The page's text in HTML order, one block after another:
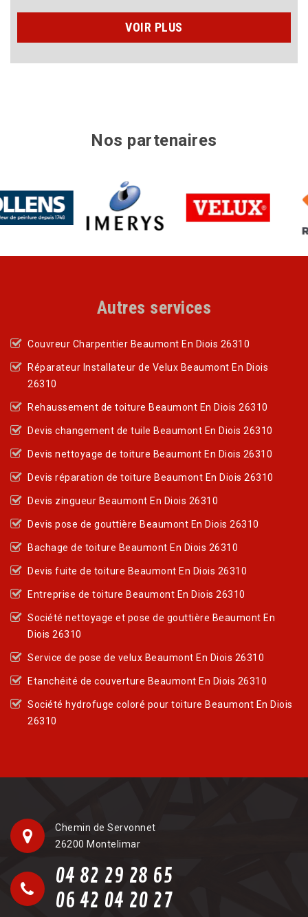
VOIR PLUS
Nos partenaires
Autres services
Couvreur Charpentier Beaumont En Diois 26310
Réparateur Installateur de Velux Beaumont En Diois
26310
Rehaussement de toiture Beaumont En Diois 26310
Devis changement de tuile Beaumont En Diois 26310
Devis nettoyage de toiture Beaumont En Diois 26310
Devis réparation de toiture Beaumont En Diois 26310
Devis zingueur Beaumont En Diois 26310
Devis pose de gouttière Beaumont En Diois 26310
Bachage de toiture Beaumont En Diois 26310
Devis fuite de toiture Beaumont En Diois 26310
Entreprise de toiture Beaumont En Diois 26310
Société nettoyage et pose de gouttière Beaumont En
Diois 26310
Service de pose de velux Beaumont En Diois 26310
Etanchéité de couverture Beaumont En Diois 26310
Société hydrofuge coloré pour toiture Beaumont En Diois
26310
Chemin de Servonnet
26200 Montelimar
04 82 29 28 65
06 42 04 20 27